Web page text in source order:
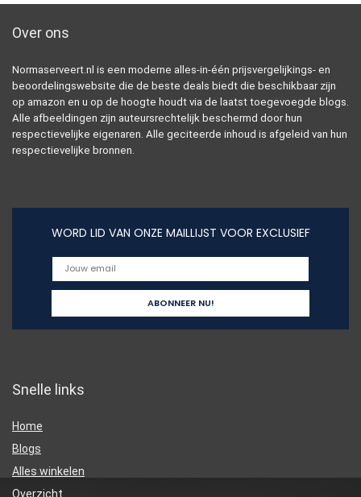
Over ons
Normaserveert.nl is een moderne alles-in-één prijsvergelijkings- en
beoordelingswebsite die de beste deals biedt die beschikbaar zijn
op amazon en u op de hoogte houdt via de laatst toegevoegde blogs.
Alle afbeeldingen zijn auteursrechtelijk beschermd door hun
respectievelijke eigenaren. Alle geciteerde inhoud is afgeleid van hun
respectievelijke bronnen.
WORD LID VAN ONZE MAILLIJST VOOR EXCLUSIEF
Snelle links
Home
Blogs
Alles winkelen
Overzicht